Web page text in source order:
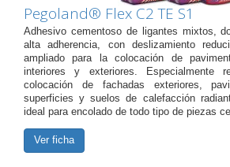
Pegoland® Flex C2 TE S1
Adhesivo cementoso de ligantes mixtos,
alta adherencia, con deslizamiento
ampliado para la colocación de
interiores y exteriores. Especialmente
colocación de fachadas exteriores,
superficies y suelos de calefacción
ideal para encolado de todo tipo de piezas
Ver ficha